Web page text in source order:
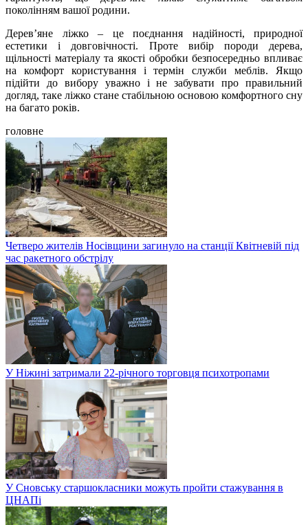
поколінням вашої родини.
Дерев’яне ліжко – це поєднання надійності, природної
естетики і довговічності. Проте вибір породи дерева,
щільності матеріалу та якості обробки безпосередньо впливає
на комфорт користування і термін служби меблів. Якщо
підійти до вибору уважно і не забувати про правильний
догляд, таке ліжко стане стабільною основою комфортного сну
на багато років.
головне
Четверо жителів Носівщини загинуло на станції Квітневій під
час ракетного обстрілу
У Ніжині затримали 22-річного торговця психотропами
У Сновську старшокласники можуть пройти стажування в
ЦНАПі